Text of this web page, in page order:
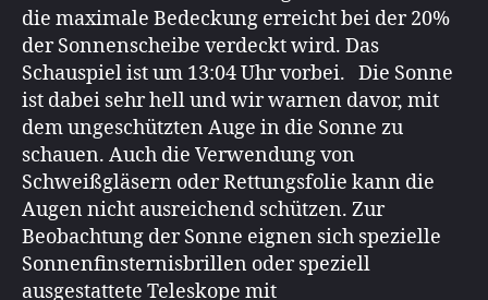
die maximale Bedeckung erreicht bei der 20%
der Sonnenscheibe verdeckt wird. Das
Schauspiel ist um 13:04 Uhr vorbei. Die Sonne
ist dabei sehr hell und wir warnen davor, mit
dem ungeschützten Auge in die Sonne zu
schauen. Auch die Verwendung von
Schweißgläsern oder Rettungsfolie kann die
Augen nicht ausreichend schützen. Zur
Beobachtung der Sonne eignen sich spezielle
Sonnenfinsternisbrillen oder speziell
ausgestattete Teleskope mit